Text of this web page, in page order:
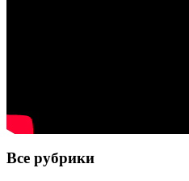
Все рубрики